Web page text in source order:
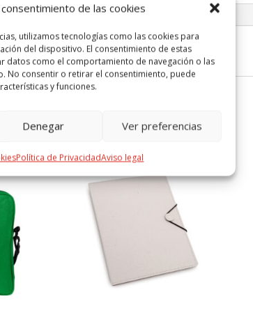
de las cookies
utilizamos tecnologías como las cookies para
del dispositivo. El consentimiento de estas
datos como el comportamiento de navegación o las
No consentir o retirar el consentimiento, puede
y funciones.
Denegar Ver preferencias
Política de PrivacidadAviso legal
VALORACIONES (0)
lisas y 125 mini notas adhesivas.
RELACIONADOS